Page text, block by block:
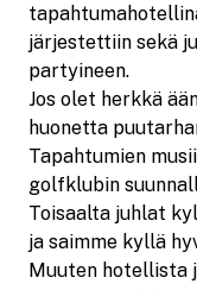
järjestettiin sekä
partyineen.
Jos olet herkkä
huonetta
Tapahtumien
golfklubin
Toisaalta juhlat
ja saimme kyllä
Muuten hotellista